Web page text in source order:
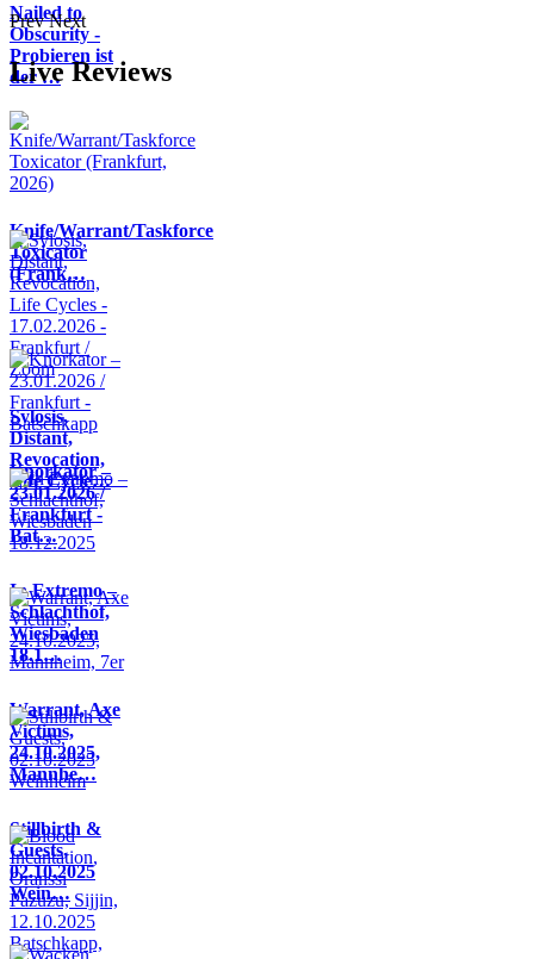
Nailed to
Obscurity -
Probieren ist
der …
Prev Next
Live Reviews
Knife/Warrant/Taskforce
Toxicator
(Frank…
Sylosis,
Distant,
Revocation,
Life Cycle…
Knorkator –
23.01.2026 /
Frankfurt -
Bat…
In Extremo –
Schlachthof,
Wiesbaden
18.1…
Warrant, Axe
Victims,
24.10.2025,
Mannhe…
Stillbirth &
Guests,
02.10.2025
Wein…